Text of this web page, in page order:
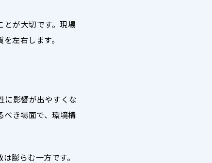
とが大切です。現場
左右します。
に影響が出やすくな
べき場面で、環境構
膨らむ一方です。